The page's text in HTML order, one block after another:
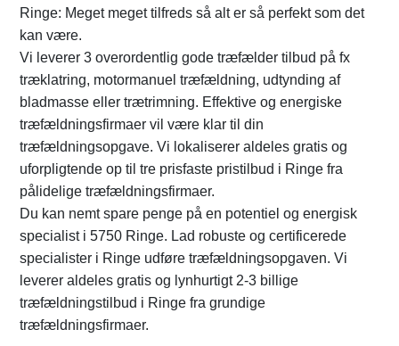
Ringe: Meget meget tilfreds så alt er så perfekt som det
kan være.
Vi leverer 3 overordentlig gode træfælder tilbud på fx
træklatring, motormanuel træfældning, udtynding af
bladmasse eller trætrimning. Effektive og energiske
træfældningsfirmaer vil være klar til din
træfældningsopgave. Vi lokaliserer aldeles gratis og
uforpligtende op til tre prisfaste pristilbud i Ringe fra
pålidelige træfældningsfirmaer.
Du kan nemt spare penge på en potentiel og energisk
specialist i 5750 Ringe. Lad robuste og certificerede
specialister i Ringe udføre træfældningsopgaven. Vi
leverer aldeles gratis og lynhurtigt 2-3 billige
træfældningstilbud i Ringe fra grundige
træfældningsfirmaer.